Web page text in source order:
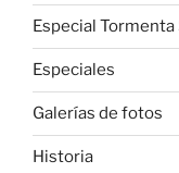
Especial
Especiales
Galerías de fotos
Historia